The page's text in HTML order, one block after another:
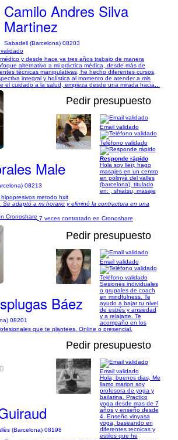
Camilo Andres Silva
Martinez
Sabadell (Barcelona) 08203
y desde hace ya tres años trabajo de manera
alternativo a mi práctica médica, desde más de
técnicas manipulativas, he hecho diferentes cursos,
integral y holística al momento de atender a mis
el cuidado a la salud, empieza desde una mirada hacia...
Pedir presupuesto
Male
08213
Email validado
Teléfono validado
Responde rápido
Hola soy lleïr, hago
masajes en un centro
en polinyà del valles
(barcelona), titulado
en: , shiatsu, masaje
metodo hxit
Se adaptó a mi horario y eliminó la contractura en una
7 veces contratado en Cronoshare
Pedir presupuesto
Báez
08201
Email validado
Teléfono validado
Sesiones individuales
o grupales de coach
en mindfulness. Te
ayudo a bajar tu nivel
de estrés y ansiedad
y a relajarte. Te
acompaño en los
que te plantees. Online o presencial.
Pedir presupuesto
(Barcelona) 08198
Email validado
Hola, buenos dias, Me
llamo marion soy
profesora de yoga y
bailarina. Practico
yoga desde mas de 7
años y enseño desde
4. Enseño vinyasa
yoga, baseando en
diferentes tecnicas y
estilos que he